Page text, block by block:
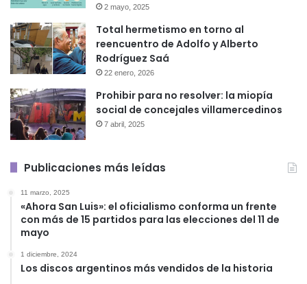
2 mayo, 2025
Total hermetismo en torno al
reencuentro de Adolfo y Alberto
Rodríguez Saá
22 enero, 2026
Prohibir para no resolver: la miopía
social de concejales villamercedinos
7 abril, 2025
Publicaciones más leídas
11 marzo, 2025
«Ahora San Luis»: el oficialismo conforma un frente
con más de 15 partidos para las elecciones del 11 de
mayo
1 diciembre, 2024
Los discos argentinos más vendidos de la historia